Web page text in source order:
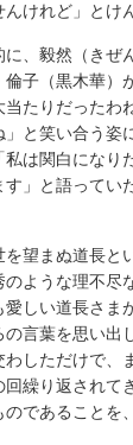
けれど」とけ
、毅然（きぜ
子（黒木華）
たりだった
と笑い合う
は関白にな
」と語って
望まぬ道長と
ような理不
しい道長さま
言葉を思い
しただけで、
繰り返されて
であることを